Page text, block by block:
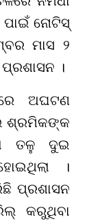
ନୋଟିସ୍
ମାସ ୨
।
ଅଘଟଣ
ଶ୍ରମିକଙ୍କ
ତଳୁ ଦୁଇ
।
ପ୍ରଶାସନ
କରୁଥିବା